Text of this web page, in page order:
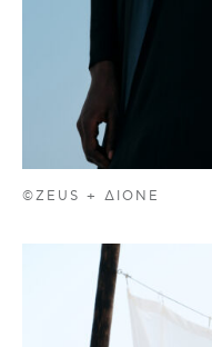
©ZEUS + ΔIONE